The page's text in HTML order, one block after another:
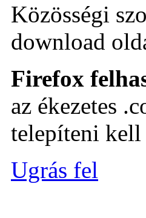
Közösségi
download
Firefox
az ékezetes
telepíteni kell
Ugrás fel